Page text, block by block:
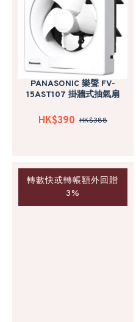
PANASONIC 樂聲 FV-
15AST107 掛牆式抽氣扇
HK$390 HK$388
轉數快或轉帳額外回贈
3%